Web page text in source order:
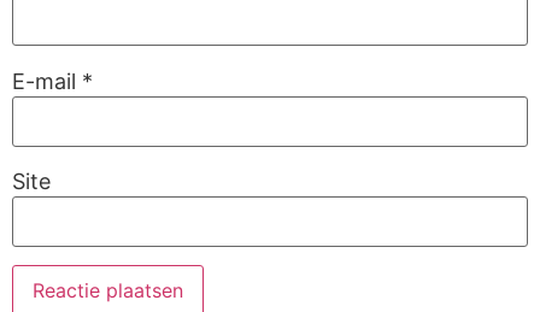
E-mail *
Site